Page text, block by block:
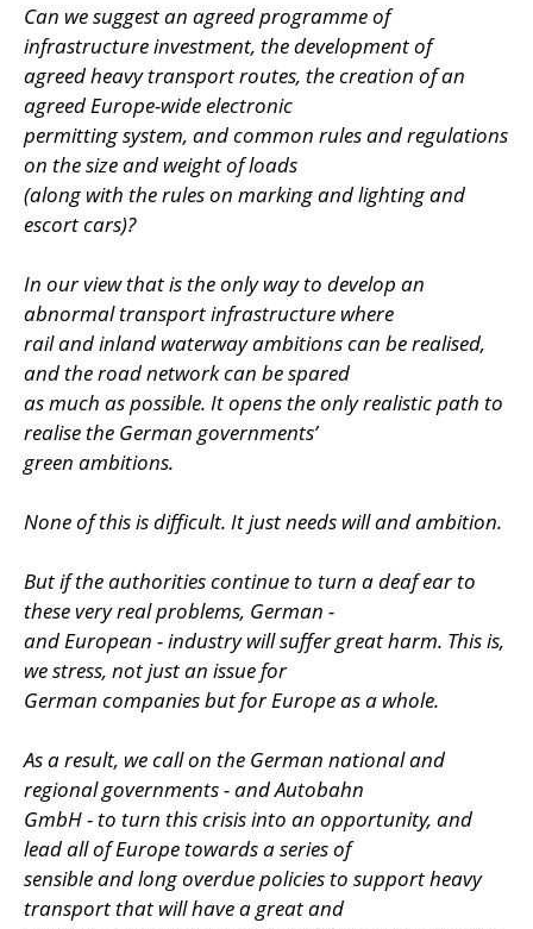
Can we suggest an agreed programme of
infrastructure investment, the development of
agreed heavy transport routes, the creation of an
agreed Europe-wide electronic
permitting system, and common rules and regulations
on the size and weight of loads
(along with the rules on marking and lighting and
escort cars)?
In our view that is the only way to develop an
abnormal transport infrastructure where
rail and inland waterway ambitions can be realised,
and the road network can be spared
as much as possible. It opens the only realistic path to
realise the German governments’
green ambitions.
None of this is difficult. It just needs will and ambition.
But if the authorities continue to turn a deaf ear to
these very real problems, German -
and European - industry will suffer great harm. This is,
we stress, not just an issue for
German companies but for Europe as a whole.
As a result, we call on the German national and
regional governments - and Autobahn
GmbH - to turn this crisis into an opportunity, and
lead all of Europe towards a series of
sensible and long overdue policies to support heavy
transport that will have a great and